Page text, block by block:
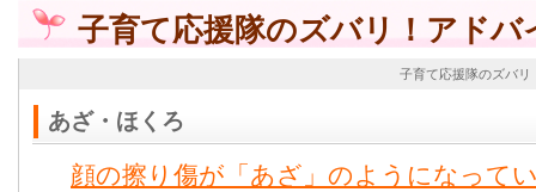
子育て応援隊のズバリ！アドバ
子育て応援隊のズバリ
あざ・ほくろ
顔の擦り傷が「あざ」のようになって